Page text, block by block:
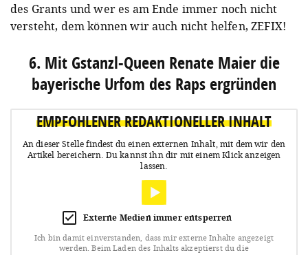
des Grants und wer es am Ende immer noch nicht
versteht, dem können wir auch nicht helfen, ZEFIX!
6. Mit Gstanzl-Queen Renate Maier die
bayerische Urfom des Raps ergründen
EMPFOHLENER REDAKTIONELLER INHALT
An dieser Stelle findest du einen externen Inhalt, mit dem wir den
Artikel bereichern. Du kannst ihn dir mit einem Klick anzeigen
lassen.
Externe Medien immer entsperren
Ich bin damit einverstanden, dass mir externe Inhalte angezeigt
werden. Beim Laden des Inhalts akzeptierst du die